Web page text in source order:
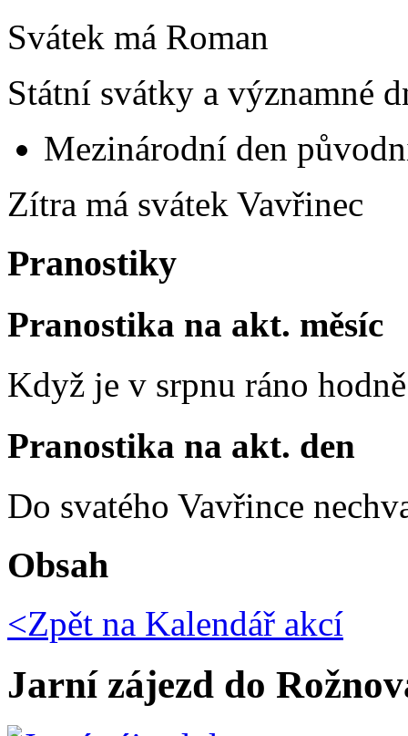
Svátek má Roman
Státní svátky a významné
Mezinárodní den
Zítra má svátek Vavřinec
Pranostiky
Pranostika na akt. měsíc
Když je v srpnu ráno
Pranostika na akt. den
Do svatého Vavřince
Obsah
<Zpět na Kalendář akcí
Jarní zájezd do